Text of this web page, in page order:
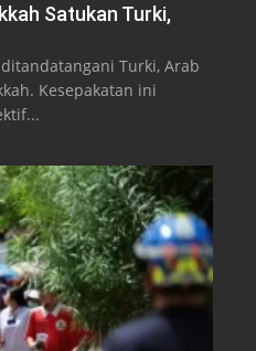
Satukan Turki,
Turki, Arab
Kesepakatan ini